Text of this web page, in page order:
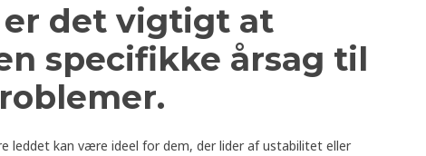
det vigtigt at
specifikke årsag til
leddet kan være ideel for dem, der lider af ustabilitet eller